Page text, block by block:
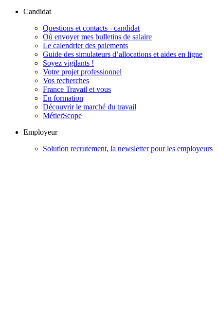
Candidat
Questions et contacts - candidat
Où envoyer mes bulletins de salaire
Le calendrier des paiements
Guide des simulateurs d’allocations et aides en ligne
Soyez vigilants !
Votre projet professionnel
Vos recherches
France Travail et vous
En formation
Découvrir le marché du travail
MétierScope
Employeur
Solution recrutement, la newsletter pour les employeurs